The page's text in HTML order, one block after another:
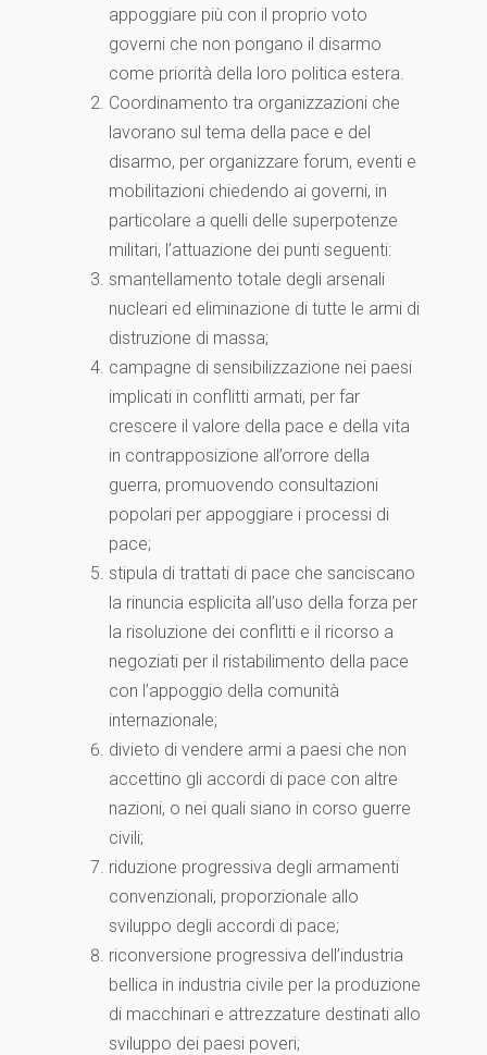
appoggiare più con il proprio voto
governi che non pongano il disarmo
come priorità della loro politica estera.
Coordinamento tra organizzazioni che
lavorano sul tema della pace e del
disarmo, per organizzare forum, eventi e
mobilitazioni chiedendo ai governi, in
particolare a quelli delle superpotenze
militari, l’attuazione dei punti seguenti:
smantellamento totale degli arsenali
nucleari ed eliminazione di tutte le armi di
distruzione di massa;
campagne di sensibilizzazione nei paesi
implicati in conflitti armati, per far
crescere il valore della pace e della vita
in contrapposizione all’orrore della
guerra, promuovendo consultazioni
popolari per appoggiare i processi di
pace;
stipula di trattati di pace che sanciscano
la rinuncia esplicita all’uso della forza per
la risoluzione dei conflitti e il ricorso a
negoziati per il ristabilimento della pace
con l’appoggio della comunità
internazionale;
divieto di vendere armi a paesi che non
accettino gli accordi di pace con altre
nazioni, o nei quali siano in corso guerre
civili;
riduzione progressiva degli armamenti
convenzionali, proporzionale allo
sviluppo degli accordi di pace;
riconversione progressiva dell’industria
bellica in industria civile per la produzione
di macchinari e attrezzature destinati allo
sviluppo dei paesi poveri;